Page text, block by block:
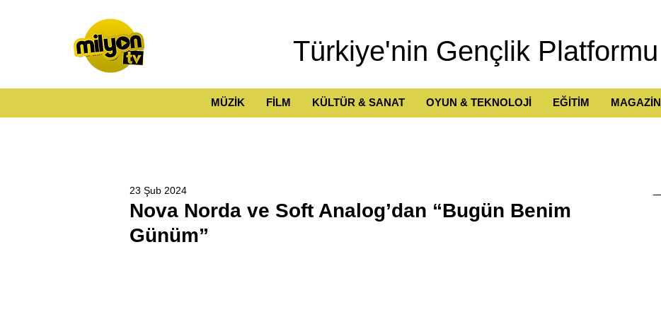
Türkiye'nin Gençlik Platformu
MÜZİK FİLM KÜLTÜR & SANAT OYUN & TEKNOLOJİ EĞİTİM MAGAZİN
Nova Norda ve Soft Analog’dan “Bugün Benim
Günüm”
23 Şub 2024